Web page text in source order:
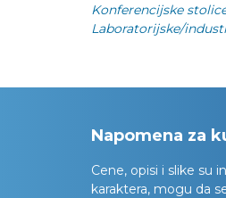
Konferencijske
Laboratorijske/
Napomena za
Cene, opisi i slike su
karaktera, mogu da